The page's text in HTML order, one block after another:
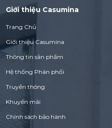
Giới thiệu Casumina
Trang Chủ
Giới thiệu Casumina
Thông tin sản phẩm
Hệ thống Phân phối
Truyền thông
Khuyến mãi
Chính sách bảo hành